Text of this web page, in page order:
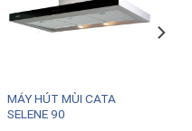
MÁY HÚT MÙI CATA
SELENE 90